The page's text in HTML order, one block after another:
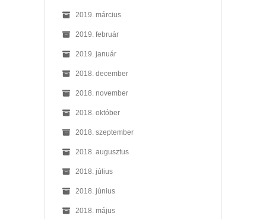
2019. március
2019. február
2019. január
2018. december
2018. november
2018. október
2018. szeptember
2018. augusztus
2018. július
2018. június
2018. május